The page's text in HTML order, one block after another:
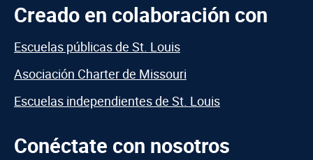
Creado en colaboración con
Escuelas públicas de St. Louis
Asociación Charter de Missouri
Escuelas independientes de St. Louis
Conéctate con nosotros